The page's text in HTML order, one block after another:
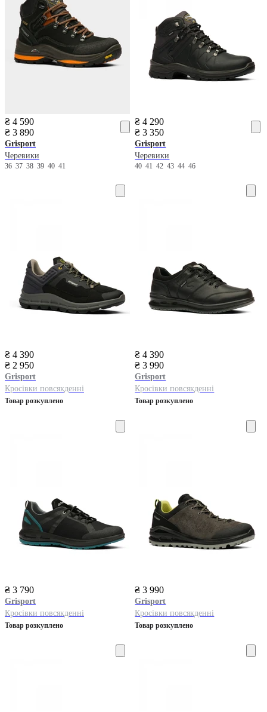
₴ 4 590
₴ 3 890
Grisport
Черевики
36 37 38 39 40 41
₴ 4 290
₴ 3 350
Grisport
Черевики
404142434446
₴ 4 390
₴ 2 950
Grisport
Кросівки повсякденні
Товар розкуплено
₴ 4 390
₴ 3 990
Grisport
Кросівки повсякденні
Товар розкуплено
₴ 3 790
Grisport
Кросівки повсякденні
Товар розкуплено
₴ 3 990
Grisport
Кросівки повсякденні
Товар розкуплено